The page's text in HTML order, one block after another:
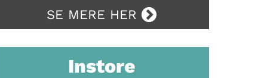
SE MERE HER
Instore